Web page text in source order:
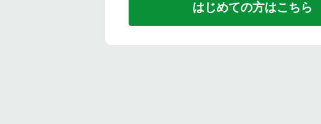
はじめての方はこちら